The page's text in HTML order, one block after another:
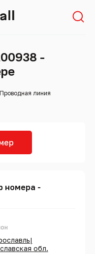
-
Проводная линия
номера -
обл.